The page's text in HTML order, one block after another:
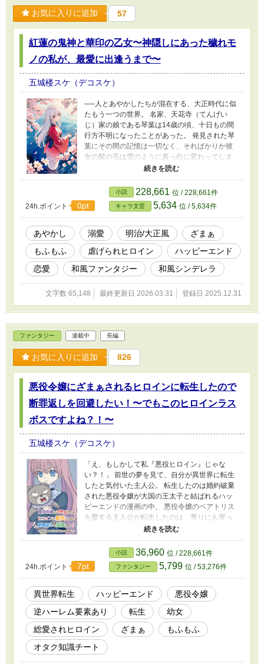
お気に入りに追加 57
紅蓮の鬼神と華印の乙女〜神隠しにあった穢れモ
ノの私が、最愛に出逢うまで〜
五城楼スケ（デコスケ）
──人とあやかしたちが混在する、大正時代に似
たもう一つの世界。 名家、天花寺（てんげい
じ）家の娘である琴葉は14歳の頃、十日もの間
行方不明になったことがあった。 発見された琴
葉にその間の記憶は一切なく、そればかりか彼
女の髪の毛は雪のように真っ白に変わってしま
っていた。 そんな琴葉を家族や使用人たちは、
人目に付かないよう屋敷の奥深くに隠し、”穢れ
モノ”と呼び虐げるようになった。 神隠しに遭っ
た琴葉を穢らしいと嫌う父からは使用人より下
に扱われ、義母や双子の義姉弟たちからいじめ
られていた琴葉が、十六歳の誕生日を迎える直
前、ある転機が訪れる。 琴葉が十六歳になった
時、天花寺家の遺産を琴葉が相続するように、
と亡くなった母が遺言で残してくれていたの
だ。 しかし、琴葉を狙う義兄と憎む義姉の策
で、琴葉は絶体絶命の危機に陥ってしまう。 そ
んな彼女を救ったのは、どこか懐かしい気配を
持つ、妖しくも美しい青年だった。 初めて会う
はずの美青年は、何故か琴葉のことを知ってい
家門に生まれながら、虐げられてきた少女、琴
葉。 彼女が十六歳の誕生日を迎えた時、あやか
しが、陰陽省が動き出す──。 ＊第9回キャラ文
芸大賞奨励賞をいただきました。 応援してく
24h.ポイント 0pt
小説 228,661 位 / 228,661件
キャラ文芸 5,634 位 / 5,634件
あやかし 溺愛 明治/大正風
ざまぁ
もふもふ
虐げられヒロイン
ハッピーエンド
恋愛
和風ファンタジー 和風シンデレラ
文字数 65,148 最終更新日 2026.03.31 登録日 2025.12.31
ファンタジー 連載中 長編
お気に入りに追加 826
悪役令嬢にざまぁされるヒロインに転生したので
断罪返しを回避したい！〜でもこのヒロインラス
ボスですよね？！〜
五城楼スケ（デコスケ）
「え、もしかして私『悪役ヒロイン』じゃな
い？！」 前世の夢を見て、自分が異世界に転生
したと気付いた主人公。 転生したのは婚約破棄
された悪役令嬢が大国の王太子と結ばれるハッ
ピーエンドの漫画の中。 悪役令嬢のベアトリス
を愛する主人公が転生したのは、寄りにも寄っ
てそのベアトリスにザマァされるヒロイン、ミ
でラスボス＜災厄の魔女＞となるキャラだ。 ミ
シュリーヌは自身の闇堕ちを回避するため、原
作の記憶を頼りに奮闘する。 しかし、とある出
来事がきっかけで、ミシュリーヌの置かれた状
況は原作のストーリーから大きく一変、逸脱し
ていく。 原作の主要キャラと関わらないと心に
決めたものの、何故か彼らに興味を持たれてし
まい……？ ※はじめはちょっとシリアス風味で
すが、だんだん主人公が壊れていきます。 ※話
のタイトルを変更しました。見やすくなった…
はず！（弱気） ※ご都合主義満載のお話です。
24h.ポイント 7pt
小説 36,960 位 / 228,661件
ファンタジー 5,799 位 / 53,276件
異世界転生 ハッピーエンド
悪役令嬢
逆ハーレム要素あり
転生
幼女
総愛されヒロイン
ざまぁ
もふもふ
オタク知識チート